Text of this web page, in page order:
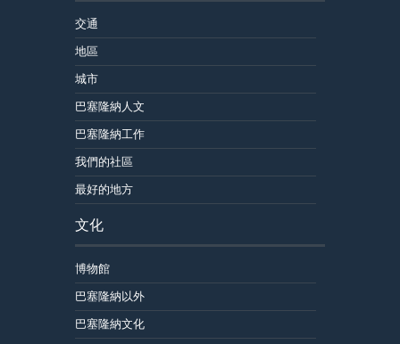
交通
地區
城市
巴塞隆納人文
巴塞隆納工作
我們的社區
最好的地方
文化
博物館
巴塞隆納以外
巴塞隆納文化